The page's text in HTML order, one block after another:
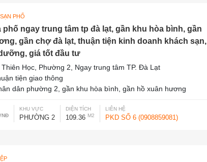
PHỐ
phố ngay trung tâm tp đà lạt, gần khu hòa bình, gần
gần chợ đà lạt, thuận tiện kinh doanh khách sạn,
giá tốt đầu tư
Học, Phường 2, Ngay trung tâm TP. Đà Lạt
tiện giao thông
dân phường 2, gần khu hòa bình, gần hồ xuân hương
KHU VỰC
PHƯỜNG 2
DIỆN TÍCH
109.36 M2
LIÊN HỆ
PKD SỐ 6 (0908859081)